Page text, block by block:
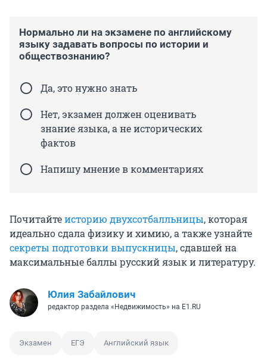
Нормально ли на экзамене по английскому
языку задавать вопросы по истории и
обществознанию?
Да, это нужно знать
Нет, экзамен должен оценивать
знание языка, а не исторических
фактов
Напишу мнение в комментариях
Почитайтеисторию двухсотбалльницы, которая
идеально сдала физику и химию, а также узнайте
секреты подготовки выпускницы, сдавшей на
максимальные баллы русский язык и литературу.
Юлия Забайлович
редактор раздела «Недвижимость» на E1.RU
Экзамен ЕГЭ Английский язык